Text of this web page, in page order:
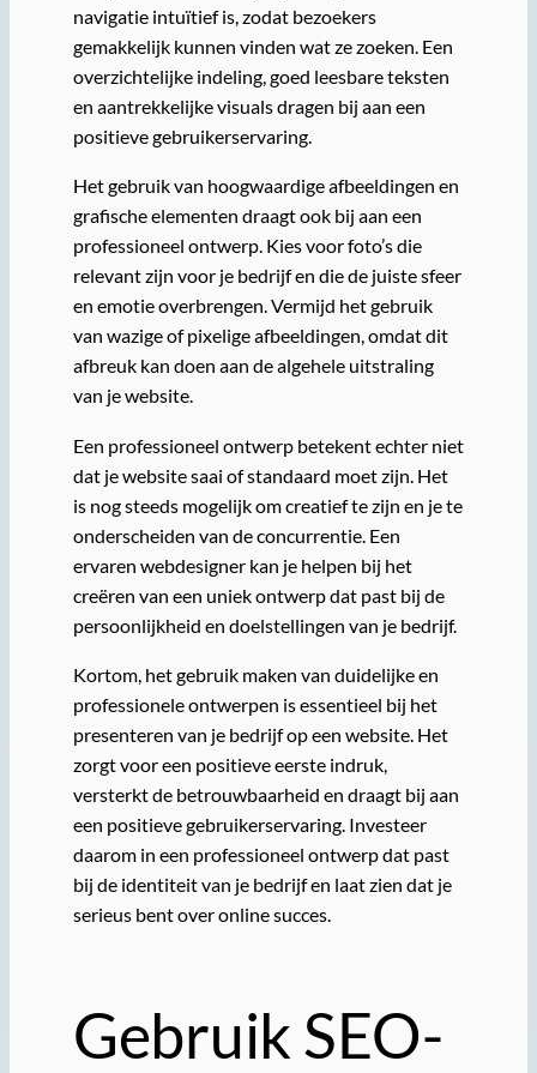
navigatie intuïtief is, zodat bezoekers
gemakkelijk kunnen vinden wat ze zoeken. Een
overzichtelijke indeling, goed leesbare teksten
en aantrekkelijke visuals dragen bij aan een
positieve gebruikerservaring.
Het gebruik van hoogwaardige afbeeldingen en
grafische elementen draagt ook bij aan een
professioneel ontwerp. Kies voor foto’s die
relevant zijn voor je bedrijf en die de juiste sfeer
en emotie overbrengen. Vermijd het gebruik
van wazige of pixelige afbeeldingen, omdat dit
afbreuk kan doen aan de algehele uitstraling
van je website.
Een professioneel ontwerp betekent echter niet
dat je website saai of standaard moet zijn. Het
is nog steeds mogelijk om creatief te zijn en je te
onderscheiden van de concurrentie. Een
ervaren webdesigner kan je helpen bij het
creëren van een uniek ontwerp dat past bij de
persoonlijkheid en doelstellingen van je bedrijf.
Kortom, het gebruik maken van duidelijke en
professionele ontwerpen is essentieel bij het
presenteren van je bedrijf op een website. Het
zorgt voor een positieve eerste indruk,
versterkt de betrouwbaarheid en draagt bij aan
een positieve gebruikerservaring. Investeer
daarom in een professioneel ontwerp dat past
bij de identiteit van je bedrijf en laat zien dat je
serieus bent over online succes.
Gebruik SEO-